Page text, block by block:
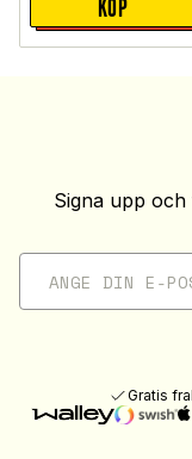
KÖP
Signa upp
Gratis